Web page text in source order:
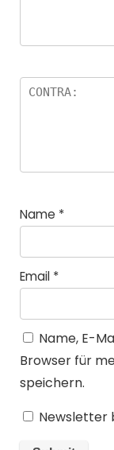
Name *
Email *
Name, E-
Browser für
speichern.
Newsletter